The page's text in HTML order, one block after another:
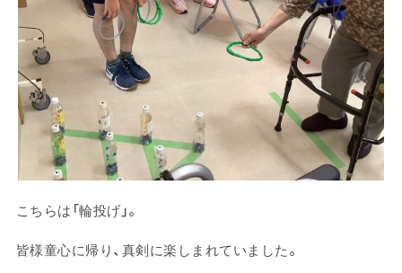
こちらは「輪投げ」。
皆様童心に帰り、真剣に楽しまれていました。